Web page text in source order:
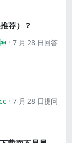
荐）？
7 月 28 日回答
7 月 28 日提问